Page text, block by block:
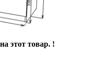
этот товар. !